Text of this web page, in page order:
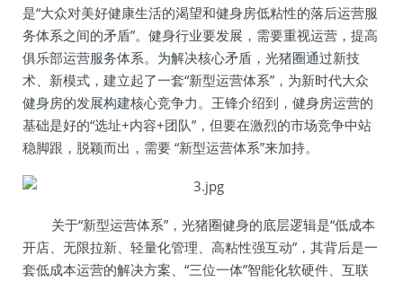
是“大众对美好健康生活的渴望和健身房低粘性的落后运营服
务体系之间的矛盾”。健身行业要发展，需要重视运营，提高
俱乐部运营服务体系。为解决核心矛盾，光猪圈通过新技
术、新模式，建立起了一套“新型运营体系”，为新时代大众
健身房的发展构建核心竞争力。王锋介绍到，健身房运营的
基础是好的“选址+内容+团队”，但要在激烈的市场竞争中站
稳脚跟，脱颖而出，需要 “新型运营体系”来加持。
关于“新型运营体系”，光猪圈健身的底层逻辑是“低成本
开店、无限拉新、轻量化管理、高粘性强互动”，其背后是一
套低成本运营的解决方案、“三位一体”智能化软硬件、互联